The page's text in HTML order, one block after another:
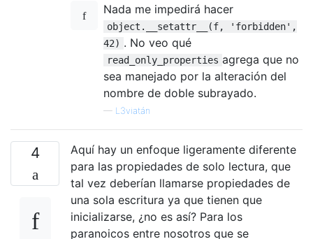
Nada me impedirá hacer
object.__setattr__(f, 'forbidden',
42) . No veo qué
read_only_properties agrega que no
sea manejado por la alteración del
nombre de doble subrayado.
— L3viatán
4
Aquí hay un enfoque ligeramente diferente
para las propiedades de solo lectura, que
tal vez deberían llamarse propiedades de
una sola escritura ya que tienen que
inicializarse, ¿no es así? Para los
paranoicos entre nosotros que se